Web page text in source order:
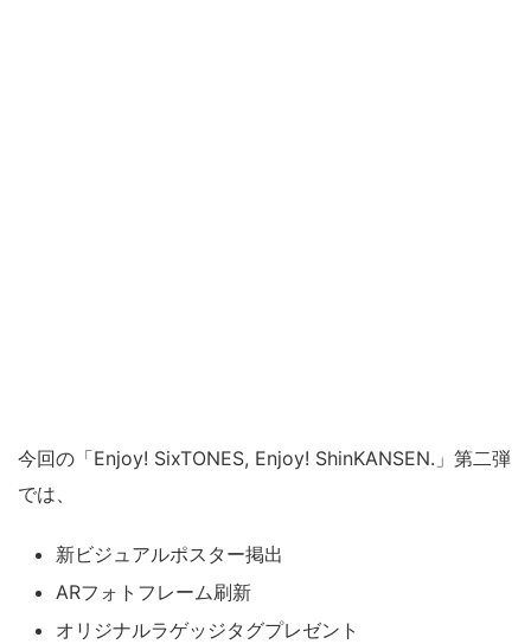
今回の「Enjoy! SixTONES, Enjoy! ShinKANSEN.」第二弾
では、
新ビジュアルポスター掲出
ARフォトフレーム刷新
オリジナルラゲッジタグプレゼント